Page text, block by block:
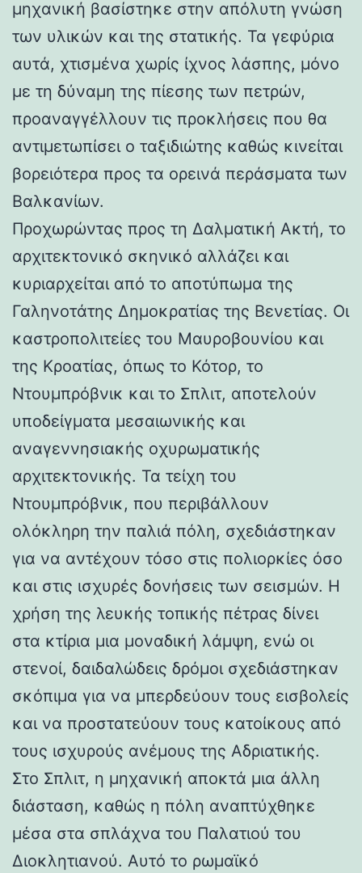
μηχανική βασίστηκε στην απόλυτη γνώση
των υλικών και της στατικής. Τα γεφύρια
αυτά, χτισμένα χωρίς ίχνος λάσπης, μόνο
με τη δύναμη της πίεσης των πετρών,
προαναγγέλλουν τις προκλήσεις που θα
αντιμετωπίσει ο ταξιδιώτης καθώς κινείται
βορειότερα προς τα ορεινά περάσματα των
Βαλκανίων.
Προχωρώντας προς τη Δαλματική Ακτή, το
αρχιτεκτονικό σκηνικό αλλάζει και
κυριαρχείται από το αποτύπωμα της
Γαληνοτάτης Δημοκρατίας της Βενετίας. Οι
καστροπολιτείες του Μαυροβουνίου και
της Κροατίας, όπως το Κότορ, το
Ντουμπρόβνικ και το Σπλιτ, αποτελούν
υποδείγματα μεσαιωνικής και
αναγεννησιακής οχυρωματικής
αρχιτεκτονικής. Τα τείχη του
Ντουμπρόβνικ, που περιβάλλουν
ολόκληρη την παλιά πόλη, σχεδιάστηκαν
για να αντέχουν τόσο στις πολιορκίες όσο
και στις ισχυρές δονήσεις των σεισμών. Η
χρήση της λευκής τοπικής πέτρας δίνει
στα κτίρια μια μοναδική λάμψη, ενώ οι
στενοί, δαιδαλώδεις δρόμοι σχεδιάστηκαν
σκόπιμα για να μπερδεύουν τους εισβολείς
και να προστατεύουν τους κατοίκους από
τους ισχυρούς ανέμους της Αδριατικής.
Στο Σπλιτ, η μηχανική αποκτά μια άλλη
διάσταση, καθώς η πόλη αναπτύχθηκε
μέσα στα σπλάχνα του Παλατιού του
Διοκλητιανού. Αυτό το ρωμαϊκό